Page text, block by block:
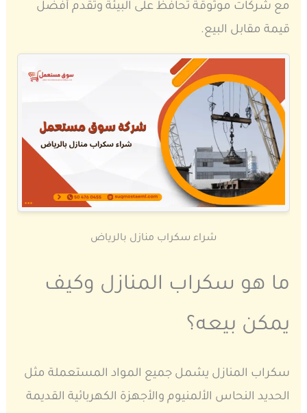
مع شركات موثوقة تحافظ على البيئة وتقدم أفضل
قيمة مقابل البيع.
شراء سكراب منازل بالرياض
ما هو سكراب المنازل وكيف
يمكن بيعه؟
سكراب المنازل يشمل جميع المواد المستعملة مثل
الحديد النحاس الألمنيوم والأجهزة الكهربائية القديمة